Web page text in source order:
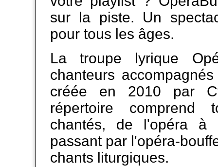
sur la piste. Un
pour tous les âges.
La troupe lyrique
chanteurs
créée en 2010 par
répertoire comprend
chantés, de l'opéra à
passant par l'opéra-
chants liturgiques.